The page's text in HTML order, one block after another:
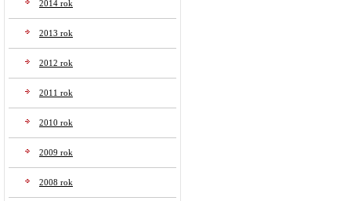
2014 rok
2013 rok
2012 rok
2011 rok
2010 rok
2009 rok
2008 rok